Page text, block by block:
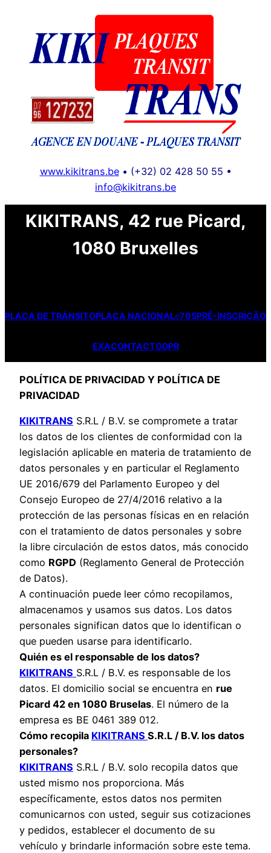
contenu
www.kikitrans.be• (+32) 02 428 50 55 •
info@kikitrans.be
KIKITRANS, 42 rue Picard,
1080 Bruxelles
PLACA DE TRÁNSITOPLACA NACIONALe705PRÉ-INSCRIÇÃO
EXACONTACTGDPR
POLÍTICA DE PRIVACIDAD Y POLÍTICA DE
PRIVACIDAD
KIKITRANS S.R.L / B.V. se compromete a tratar
los datos de los clientes de conformidad con la
legislación aplicable en materia de tratamiento de
datos personales y en particular el Reglamento
UE 2016/679 del Parlamento Europeo y del
Consejo Europeo de 27/4/2016 relativo a la
protección de las personas físicas en en relación
con el tratamiento de datos personales y sobre
la libre circulación de estos datos, más conocido
como RGPD (Reglamento General de Protección
de Datos).
A continuación puede leer cómo recopilamos,
almacenamos y usamos sus datos. Los datos
personales significan datos que lo identifican o
que pueden usarse para identificarlo.
Quién es el responsable de los datos?
KIKITRANS S.R.L / B.V. es responsable de los
datos. El domicilio social se encuentra en rue
Picard 42 en 1080 Bruselas. El número de la
empresa es BE 0461 389 012.
Cómo recopila KIKITRANS S.R.L / B.V. los datos
personales?
KIKITRANS S.R.L / B.V. solo recopila datos que
usted mismo nos proporciona. Más
específicamente, estos datos nos permiten
comunicarnos con usted, seguir sus cotizaciones
y pedidos, establecer el documento de su
vehículo y brindarle información sobre este tema.